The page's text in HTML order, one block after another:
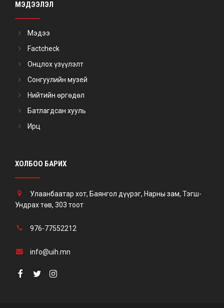
МЭДЭЭЛЭЛ
Мэдээ
Factcheck
Онцлох үзүүлэлт
Сонгуулийн музей
Нийтийн өргөдөл
Батлагдсан хууль
Ирц
ХОЛБОО БАРИХ
Улаанбаатар хот, Баянгол дүүрэг, Нарны зам, Тэгш-
Ундрах төв, 303 тоот
976-77552212
info@uih.mn